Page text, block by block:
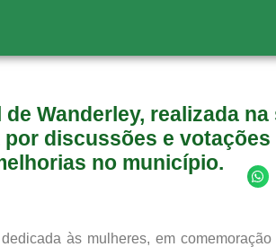
Wanderley, realizada
discussões e
no município.
às mulheres, em